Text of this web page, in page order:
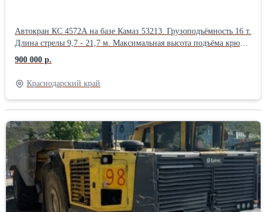
Автокран КС 4572А на базе Камаз 53213. Грузоподъёмность 16 т.
Длина стрелы 9,7 - 21,7 м. Максимальная высота подъёма крюка
21,7 м. Макс. глубина опускания груза стрелой 9,7 м. Скорость
передвижения крана своим ходом 90 км.ч. Масса крана в
транспортном положении 20,6 т. Колёсная формула базового
автомобиля 6 х 4. Двигатель дизельный КамАЗ-740.10.
Мощность 210 л.с. Объём 10850 см3. Коробка передач
ДхШхВ-12 х 2,5 х 3,55 м. Год выпуска 1994. Наработка около
8000 м.ч. Произведена замена поворотного круга. Кран целый,
без сварки, на объекты не выезжал, работал на одном месте
(база). Хор.раб.сост. (Краснодарский край)
900 000 р.
Краснодарский край